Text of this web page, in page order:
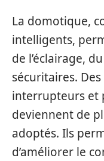
La domotique,
intelligents,
de l’éclairage,
sécuritaires.
interrupteurs et
deviennent de
adoptés. Ils
d’améliorer le